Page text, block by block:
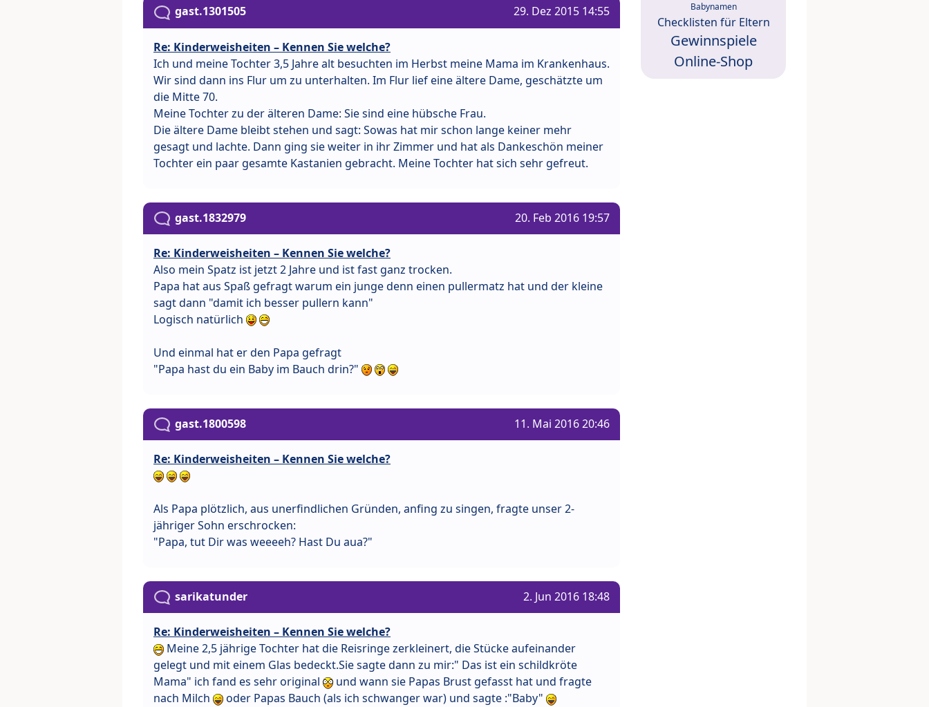
gast.1301505 29. Dez 2015 14:55
Re: Kinderweisheiten – Kennen Sie welche?
Ich und meine Tochter 3,5 Jahre alt besuchten im Herbst meine Mama im Krankenhaus.
Wir sind dann ins Flur um zu unterhalten. Im Flur lief eine ältere Dame, geschätzte um
die Mitte 70.
Meine Tochter zu der älteren Dame: Sie sind eine hübsche Frau.
Die ältere Dame bleibt stehen und sagt: Sowas hat mir schon lange keiner mehr
gesagt und lachte. Dann ging sie weiter in ihr Zimmer und hat als Dankeschön meiner
Tochter ein paar gesamte Kastanien gebracht. Meine Tochter hat sich sehr gefreut.
gast.1832979 20. Feb 2016 19:57
Re: Kinderweisheiten – Kennen Sie welche?
Also mein Spatz ist jetzt 2 Jahre und ist fast ganz trocken.
Papa hat aus Spaß gefragt warum ein junge denn einen pullermatz hat und der kleine
sagt dann "damit ich besser pullern kann"
Logisch natürlich
Und einmal hat er den Papa gefragt
"Papa hast du ein Baby im Bauch drin?"
gast.1800598 11. Mai 2016 20:46
Re: Kinderweisheiten – Kennen Sie welche?
Als Papa plötzlich, aus unerfindlichen Gründen, anfing zu singen, fragte unser 2-
jähriger Sohn erschrocken:
"Papa, tut Dir was weeeeh? Hast Du aua?"
sarikatunder 2. Jun 2016 18:48
Re: Kinderweisheiten – Kennen Sie welche?
Meine 2,5 jährige Tochter hat die Reisringe zerkleinert, die Stücke aufeinander
gelegt und mit einem Glas bedeckt.Sie sagte dann zu mir:" Das ist ein schildkröte
Mama" ich fand es sehr original
und wann sie Papas Brust gefasst hat und fragte
nach Milch
oder Papas Bauch (als ich schwanger war) und sagte :"Baby"
Babynamen
Checklisten für Eltern
Gewinnspiele
Online-Shop